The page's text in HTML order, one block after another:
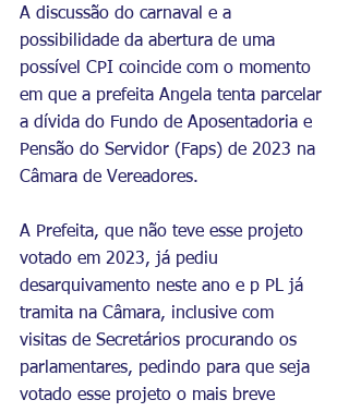
A discussão do carnaval e a
possibilidade da abertura de uma
possível CPI coincide com o momento
em que a prefeita Angela tenta parcelar
a dívida do Fundo de Aposentadoria e
Pensão do Servidor (Faps) de 2023 na
Câmara de Vereadores.
A Prefeita, que não teve esse projeto
votado em 2023, já pediu
desarquivamento neste ano e p PL já
tramita na Câmara, inclusive com
visitas de Secretários procurando os
parlamentares, pedindo para que seja
votado esse projeto o mais breve